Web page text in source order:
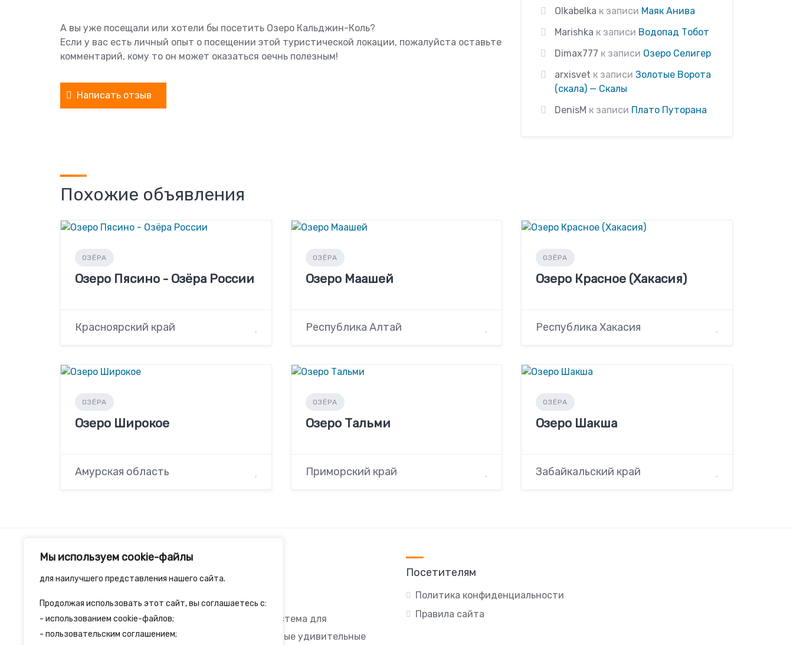
Мы используем cookie-файлы
для наилучшего представления нашего сайта.
Продолжая использовать этот сайт, вы соглашаетесь с:
- использованием cookie-файлов;
- пользовательским соглашением;
А вы уже посещали или хотели бы посетить Озеро Кальджин-Коль?
Если у вас есть личный опыт о посещении этой туристической локации, пожалуйста оставьте
комментарий, кому то он может оказаться оечнь полезным!
Написать отзыв
Olkabelka к записи Маяк Анива
Marishka к записи Водопад Тобот
Dimax777 к записи Озеро Селигер
arxisvet к записиЗолотые Ворота
(скала) — Скалы
DenisM к записи Плато Путорана
Похожие объявления
ОЗЁРА
Озеро Пясино - Озёра России
Красноярский край
ОЗЁРА
Озеро Маашей
Республика Алтай
ОЗЁРА
Озеро Красное (Хакасия)
Республика Хакасия
ОЗЁРА
Озеро Широкое
Амурская область
ОЗЁРА
Озеро Тальми
Приморский край
ОЗЁРА
Озеро Шакша
Забайкальский край
2spalnika.ru — это удобная информационная система для
путешественников и туристов где собраны самые удивительные
Посетителям
Политика конфиденциальности
Правила сайта